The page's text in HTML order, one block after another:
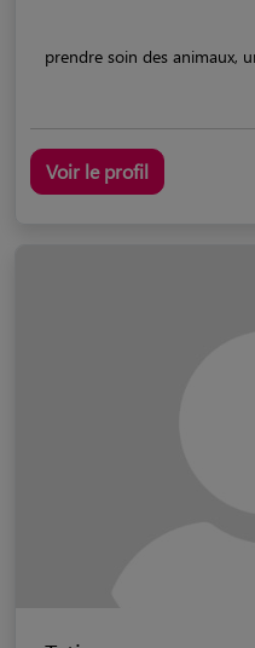
prendre soin des animaux,
Voir le profil